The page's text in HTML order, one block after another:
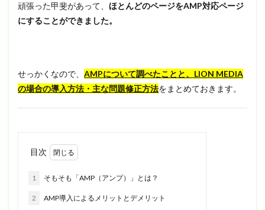
頑張った甲斐があって、 ほとんどのページをAMP対応ページ
にすることができました。
せっかくなので、 AMPについて調べたことと、LION MEDIA
の場合の導入方法・主な問題修正方法をまとめておきます。
目次
1 そもそも「AMP（アンプ）」とは？
2 AMP導入によるメリットとデメリット